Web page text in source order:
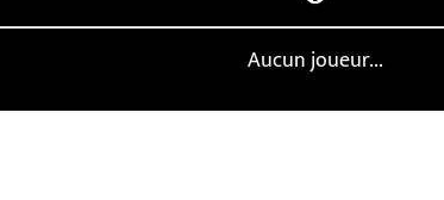
Aucun joueur...